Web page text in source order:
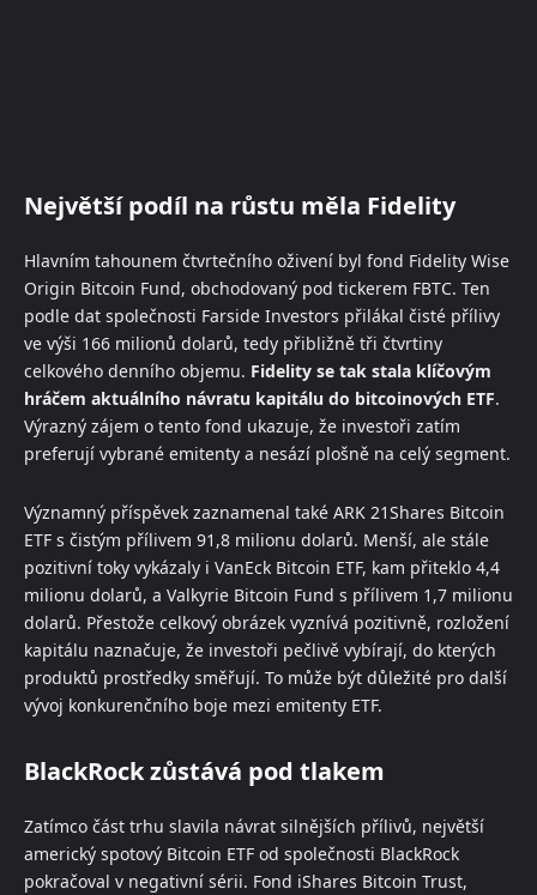
Největší podíl na růstu měla Fidelity
Hlavním tahounem čtvrtečního oživení byl fond Fidelity Wise
Origin Bitcoin Fund, obchodovaný pod tickerem FBTC. Ten
podle dat společnosti Farside Investors přilákal čisté přílivy
ve výši 166 milionů dolarů, tedy přibližně tři čtvrtiny
celkového denního objemu. Fidelity se tak stala klíčovým
hráčem aktuálního návratu kapitálu do bitcoinových ETF.
Výrazný zájem o tento fond ukazuje, že investoři zatím
preferují vybrané emitenty a nesází plošně na celý segment.
Významný příspěvek zaznamenal také ARK 21Shares Bitcoin
ETF s čistým přílivem 91,8 milionu dolarů. Menší, ale stále
pozitivní toky vykázaly i VanEck Bitcoin ETF, kam přiteklo 4,4
milionu dolarů, a Valkyrie Bitcoin Fund s přílivem 1,7 milionu
dolarů. Přestože celkový obrázek vyznívá pozitivně, rozložení
kapitálu naznačuje, že investoři pečlivě vybírají, do kterých
produktů prostředky směřují. To může být důležité pro další
vývoj konkurenčního boje mezi emitenty ETF.
BlackRock zůstává pod tlakem
Zatímco část trhu slavila návrat silnějších přílivů, největší
americký spotový Bitcoin ETF od společnosti BlackRock
pokračoval v negativní sérii. Fond iShares Bitcoin Trust,